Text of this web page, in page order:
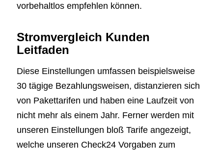
vorbehaltlos empfehlen können.
Stromvergleich Kunden
Leitfaden
Diese Einstellungen umfassen beispielsweise
30 tägige Bezahlungsweisen, distanzieren sich
von Pakettarifen und haben eine Laufzeit von
nicht mehr als einem Jahr. Ferner werden mit
unseren Einstellungen bloß Tarife angezeigt,
welche unseren Check24 Vorgaben zum